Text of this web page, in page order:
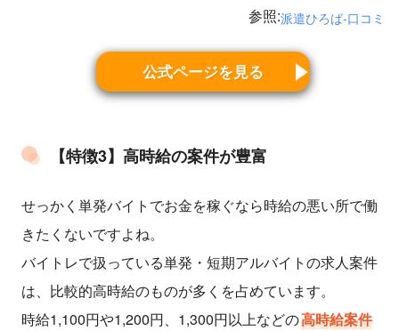
参照:派遣ひろば-口コミ
公式ページを見る
【特徴3】高時給の案件が豊富
せっかく単発バイトでお金を稼ぐなら時給の悪い所で働
きたくないですよね。
バイトレで扱っている単発・短期アルバイトの求人案件
は、比較的高時給のものが多くを占めています。
時給1,100円や1,200円、1,300円以上などの高時給案件